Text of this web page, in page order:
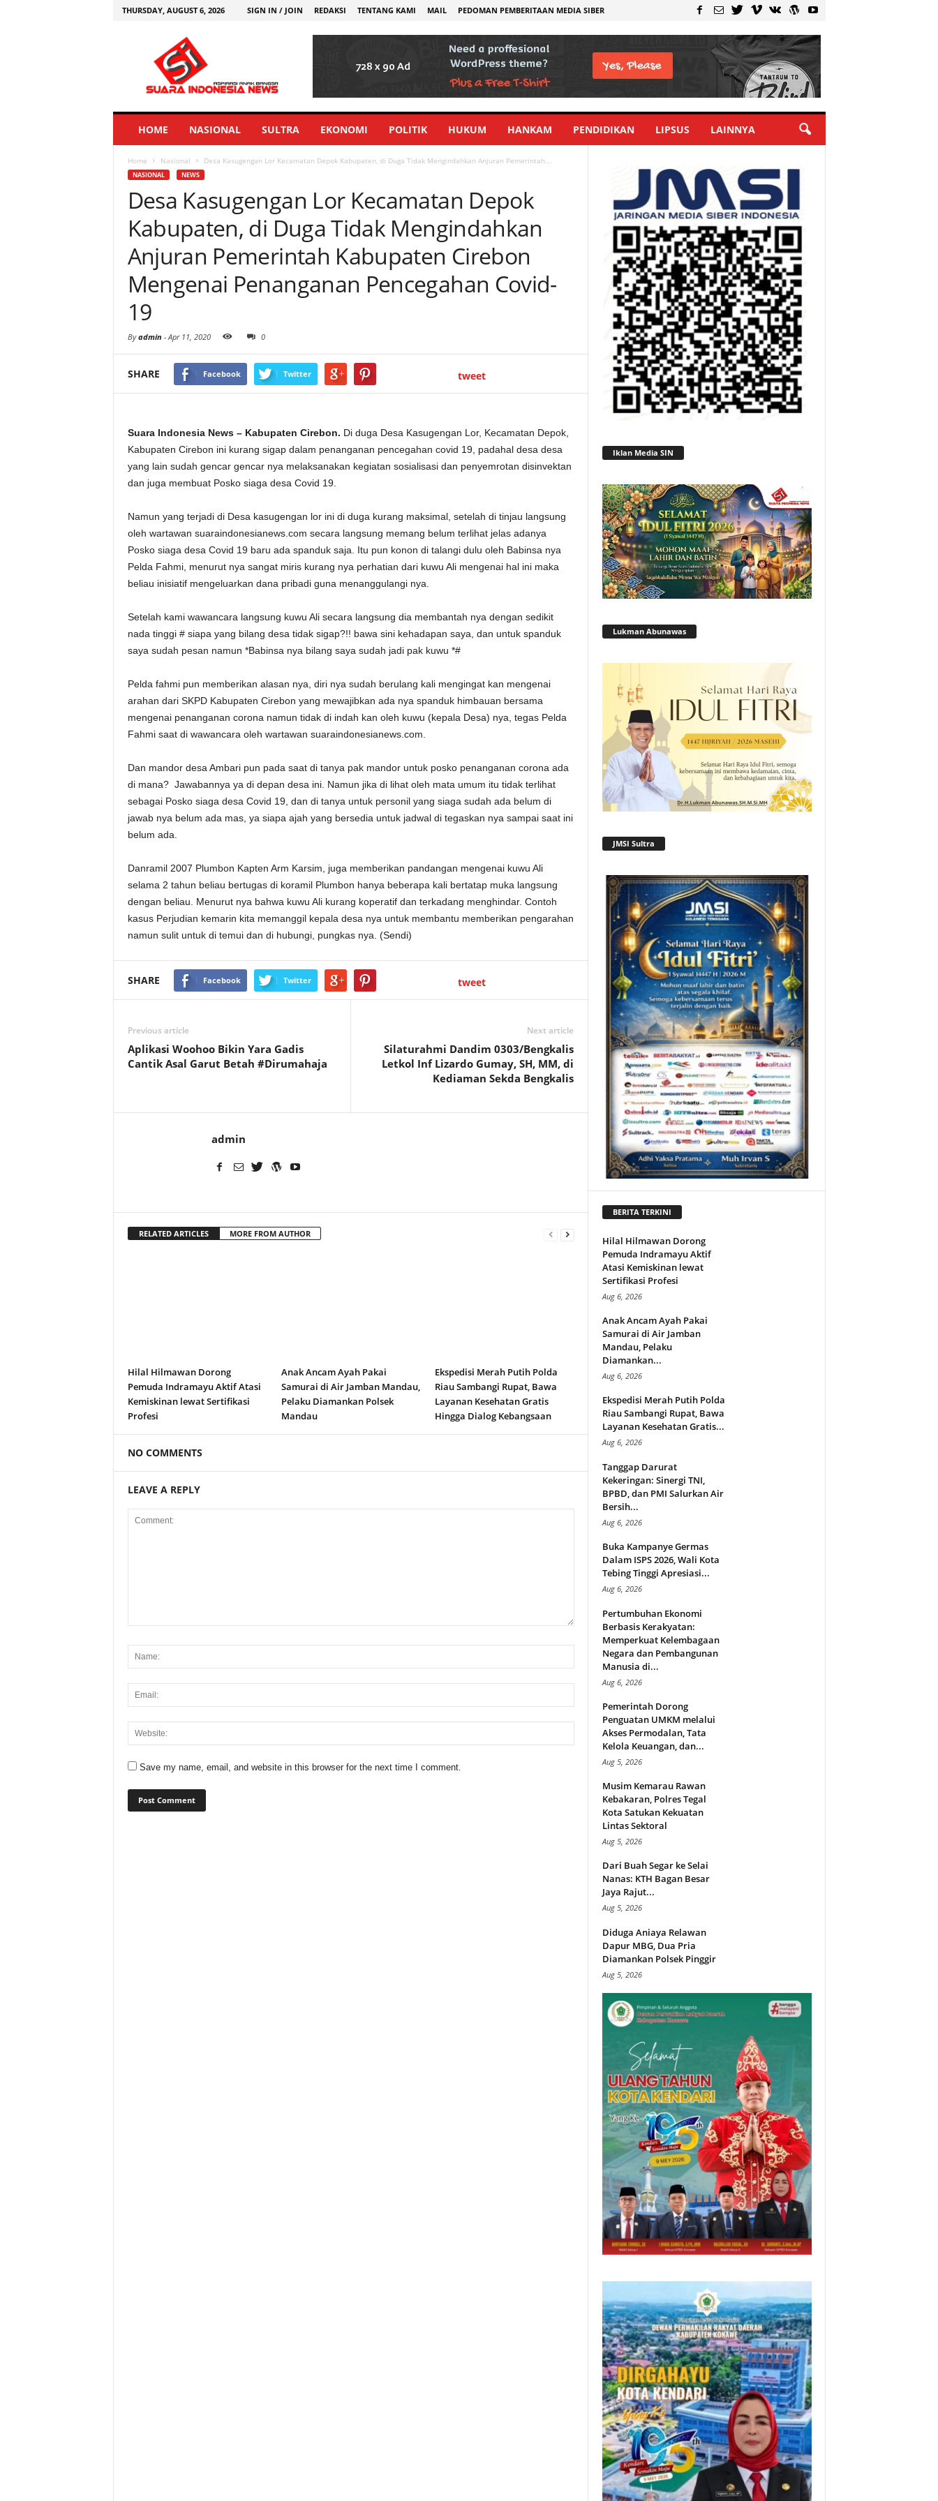
THURSDAY, AUGUST 6, 2026 SIGN IN / JOIN REDAKSI TENTANG KAMI MAIL PEDOMAN PEMBERITAAN MEDIA SIBER
HOME NASIONAL SULTRA EKONOMI POLITIK HUKUM HANKAM PENDIDIKAN LIPSUS LAINNYA
Home Nasional Desa Kasugengan Lor Kecamatan Depok Kabupaten, di Duga Tidak Mengindahkan Anjuran Pemerintah...
NASIONAL NEWS
Desa Kasugengan Lor Kecamatan Depok
Kabupaten, di Duga Tidak Mengindahkan
Anjuran Pemerintah Kabupaten Cirebon
Mengenai Penanganan Pencegahan Covid-
19
Byadmin - Apr 11, 2020 0
SHARE Facebook Twitter tweet
Suara Indonesia News – Kabupaten Cirebon. Di duga Desa Kasugengan Lor, Kecamatan Depok,
Kabupaten Cirebon ini kurang sigap dalam penanganan pencegahan covid 19, padahal desa desa
yang lain sudah gencar gencar nya melaksanakan kegiatan sosialisasi dan penyemrotan disinvektan
dan juga membuat Posko siaga desa Covid 19.
Namun yang terjadi di Desa kasugengan lor ini di duga kurang maksimal, setelah di tinjau langsung
oleh wartawan suaraindonesianews.com secara langsung memang belum terlihat jelas adanya
Posko siaga desa Covid 19 baru ada spanduk saja. Itu pun konon di talangi dulu oleh Babinsa nya
Pelda Fahmi, menurut nya sangat miris kurang nya perhatian dari kuwu Ali mengenai hal ini maka
beliau inisiatif mengeluarkan dana pribadi guna menanggulangi nya.
Setelah kami wawancara langsung kuwu Ali secara langsung dia membantah nya dengan sedikit
nada tinggi # siapa yang bilang desa tidak sigap?!! bawa sini kehadapan saya, dan untuk spanduk
saya sudah pesan namun *Babinsa nya bilang saya sudah jadi pak kuwu *#
Pelda fahmi pun memberikan alasan nya, diri nya sudah berulang kali mengingat kan mengenai
arahan dari SKPD Kabupaten Cirebon yang mewajibkan ada nya spanduk himbauan bersama
mengenai penanganan corona namun tidak di indah kan oleh kuwu (kepala Desa) nya, tegas Pelda
Fahmi saat di wawancara oleh wartawan suaraindonesianews.com.
Dan mandor desa Ambari pun pada saat di tanya pak mandor untuk posko penanganan corona ada
di mana? Jawabannya ya di depan desa ini. Namun jika di lihat oleh mata umum itu tidak terlihat
sebagai Posko siaga desa Covid 19, dan di tanya untuk personil yang siaga sudah ada belum di
jawab nya belum ada mas, ya siapa ajah yang bersedia untuk jadwal di tegaskan nya sampai saat ini
belum ada.
Danramil 2007 Plumbon Kapten Arm Karsim, juga memberikan pandangan mengenai kuwu Ali
selama 2 tahun beliau bertugas di koramil Plumbon hanya beberapa kali bertatap muka langsung
dengan beliau. Menurut nya bahwa kuwu Ali kurang koperatif dan terkadang menghindar. Contoh
kasus Perjudian kemarin kita memanggil kepala desa nya untuk membantu memberikan pengarahan
namun sulit untuk di temui dan di hubungi, pungkas nya. (Sendi)
SHARE Facebook Twitter tweet
Previous article
Aplikasi Woohoo Bikin Yara Gadis
Cantik Asal Garut Betah #Dirumahaja
Next article
Silaturahmi Dandim 0303/Bengkalis
Letkol Inf Lizardo Gumay, SH, MM, di
Kediaman Sekda Bengkalis
admin
RELATED ARTICLES MORE FROM AUTHOR
Hilal Hilmawan Dorong
Pemuda Indramayu Aktif Atasi
Kemiskinan lewat Sertifikasi
Profesi
Anak Ancam Ayah Pakai
Samurai di Air Jamban Mandau,
Pelaku Diamankan Polsek
Mandau
Ekspedisi Merah Putih Polda
Riau Sambangi Rupat, Bawa
Layanan Kesehatan Gratis
Hingga Dialog Kebangsaan
NO COMMENTS
LEAVE A REPLY
Save my name, email, and website in this browser for the next time I comment.
Iklan Media SIN
Lukman Abunawas
JMSI Sultra
BERITA TERKINI
Hilal Hilmawan Dorong
Pemuda Indramayu Aktif
Atasi Kemiskinan lewat
Sertifikasi Profesi
Aug 6, 2026
Anak Ancam Ayah Pakai
Samurai di Air Jamban
Mandau, Pelaku
Diamankan...
Aug 6, 2026
Ekspedisi Merah Putih Polda
Riau Sambangi Rupat, Bawa
Layanan Kesehatan Gratis...
Aug 6, 2026
Tanggap Darurat
Kekeringan: Sinergi TNI,
BPBD, dan PMI Salurkan Air
Bersih...
Aug 6, 2026
Buka Kampanye Germas
Dalam ISPS 2026, Wali Kota
Tebing Tinggi Apresiasi...
Aug 6, 2026
Pertumbuhan Ekonomi
Berbasis Kerakyatan:
Memperkuat Kelembagaan
Negara dan Pembangunan
Manusia di...
Aug 6, 2026
Pemerintah Dorong
Penguatan UMKM melalui
Akses Permodalan, Tata
Kelola Keuangan, dan...
Aug 5, 2026
Musim Kemarau Rawan
Kebakaran, Polres Tegal
Kota Satukan Kekuatan
Lintas Sektoral
Aug 5, 2026
Dari Buah Segar ke Selai
Nanas: KTH Bagan Besar
Jaya Rajut...
Aug 5, 2026
Diduga Aniaya Relawan
Dapur MBG, Dua Pria
Diamankan Polsek Pinggir
Aug 5, 2026